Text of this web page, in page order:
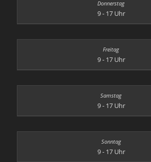
9 - 17 Uhr
9 - 17 Uhr
9 - 17 Uhr
9 - 17 Uhr